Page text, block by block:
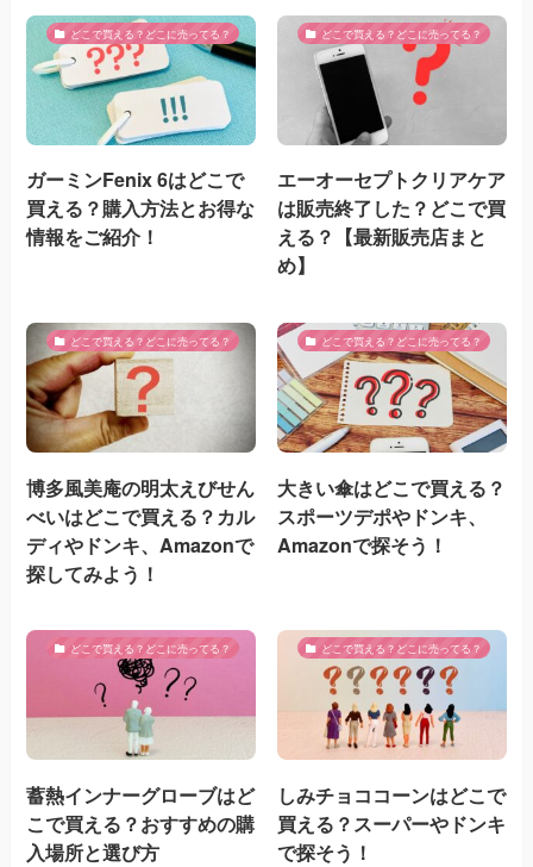
どこで買える？どこに売ってる？
ガーミンFenix 6はどこで
買える？購入方法とお得な
情報をご紹介！
どこで買える？どこに売ってる？
エーオーセプトクリアケア
は販売終了した？どこで買
える？【最新販売店まと
め】
どこで買える？どこに売ってる？
博多風美庵の明太えびせん
べいはどこで買える？カル
ディやドンキ、Amazonで
探してみよう！
どこで買える？どこに売ってる？
大きい傘はどこで買える？
スポーツデポやドンキ、
Amazonで探そう！
どこで買える？どこに売ってる？
蓄熱インナーグローブはど
こで買える？おすすめの購
入場所と選び方
どこで買える？どこに売ってる？
しみチョココーンはどこで
買える？スーパーやドンキ
で探そう！